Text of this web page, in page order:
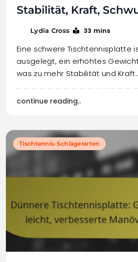
Stabilität, Kraft,
Lydia Cross 33 mins
Eine schwere Tischtennisplatte
ausgelegt, ein erhöhtes
was zu mehr Stabilität und
continue reading..
Tischtennis-Schlägerarten